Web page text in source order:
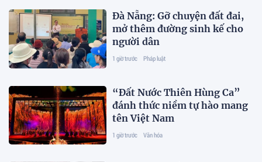
Đà Nẵng: Gỡ chuyện đất đai,
mở thêm đường sinh kế cho
người dân
1 giờ trước Pháp luật
“Đất Nước Thiên Hùng Ca”
đánh thức niềm tự hào mang
tên Việt Nam
1 giờ trước Văn hóa